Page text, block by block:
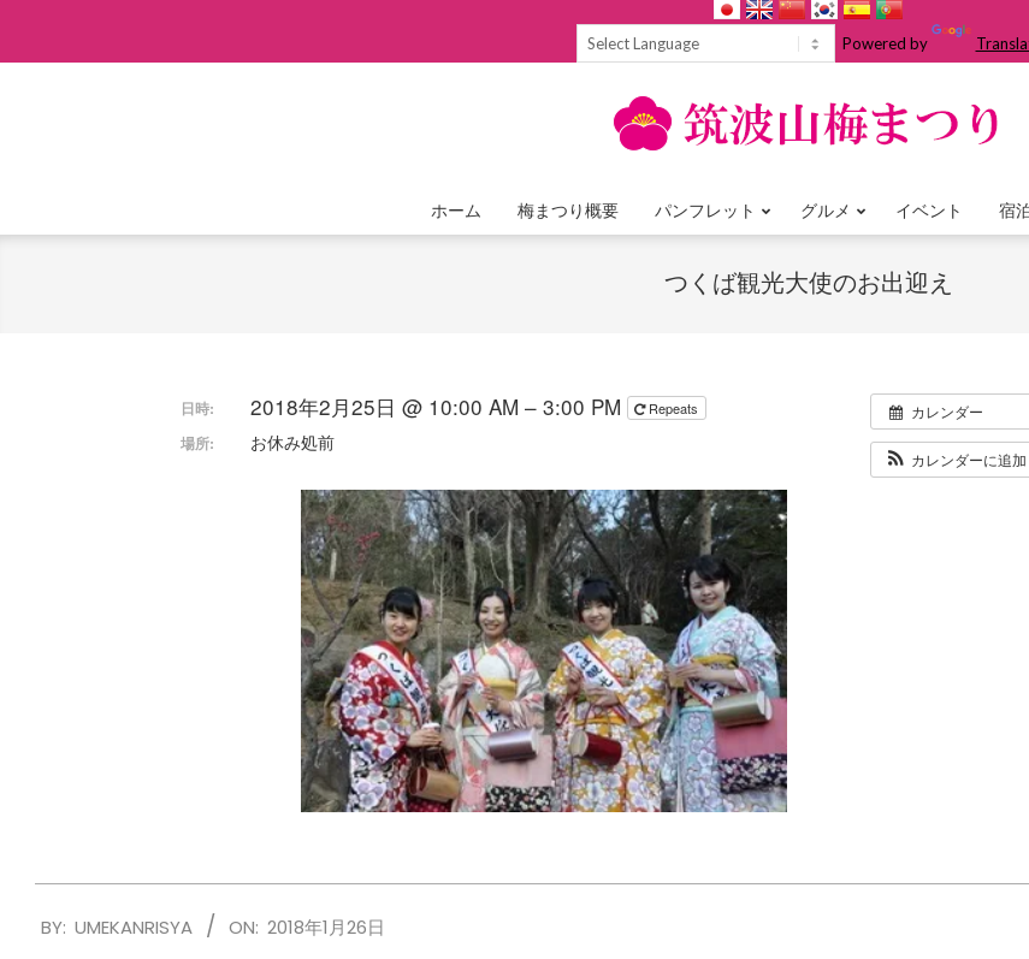
Powered by
Primary
Menu
ホーム 梅まつり概要 パンフレット グルメ イベント 宿
つくば観光大使のお出迎え
カレンダー
カレンダーに追加
日時: 2018年2月25日 @ 10:00 AM – 3:00 PM Repeats
場所: お休み処前
01-
BY: UMEKANRISYA ON: 2018年1月26日